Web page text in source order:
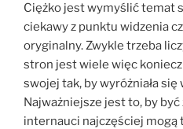
Ciężko jest wymyślić temat
ciekawy z punktu widzenia
oryginalny. Zwykle trzeba
stron jest wiele więc
swojej tak, by wyróżniała się
Najważniejsze jest to, by
internauci najczęściej mogą